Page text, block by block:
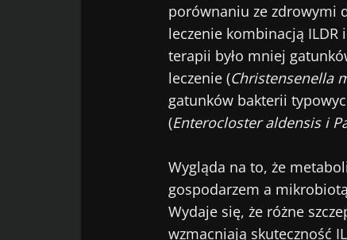
porównaniu ze zdrowymi
leczenie kombinacją ILDR
terapii było mniej
leczenie (Christensenella
gatunków bakterii
(Enterocloster aldensis i
Wygląda na to, że
gospodarzem a
Wydaje się, że różne
wzmacniają skuteczność